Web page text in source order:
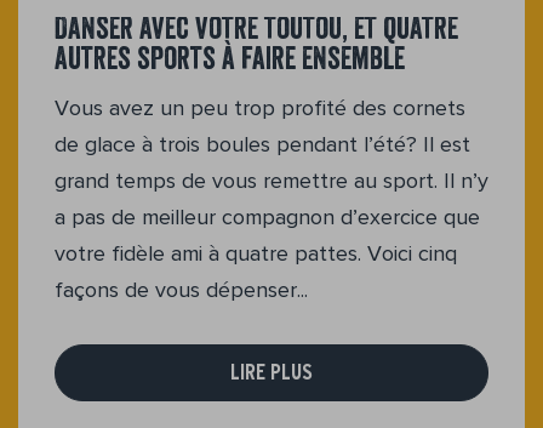
Danser avec votre toutou, et quatre
autres sports à faire ensemble
Vous avez un peu trop profité des cornets
de glace à trois boules pendant l’été? Il est
grand temps de vous remettre au sport. Il n’y
a pas de meilleur compagnon d’exercice que
votre fidèle ami à quatre pattes. Voici cinq
façons de vous dépenser...
LIRE PLUS